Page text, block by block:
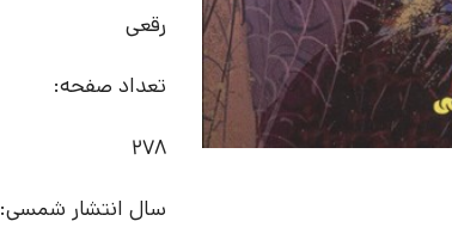
رقعی
تعداد صفحه:
278
سال انتشار شمسی: